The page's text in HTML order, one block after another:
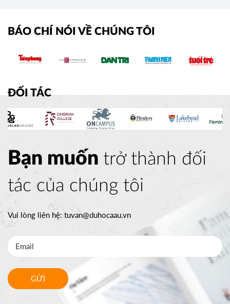
BÁO CHÍ NÓI VỀ CHÚNG TÔI
ĐỐI TÁC
Bạn muốn trở thành đối
tác của chúng tôi
Vui lòng liên hệ: tuvan@duhocaau.vn
GỬI